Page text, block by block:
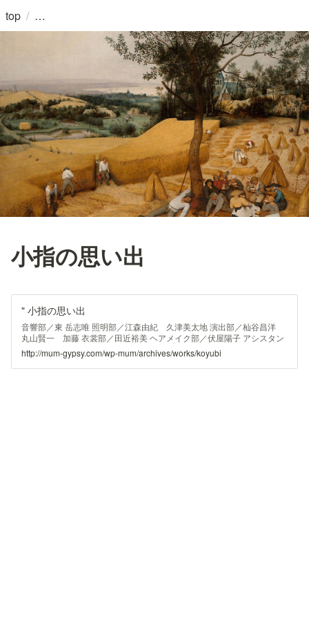
top /
小指の思い出
" 小指の思い出
音響部／東 岳志唯 照明部／江森由紀 久津美太地 演出部／杣谷昌洋
丸山賢一 加藤 衣裳部／田近裕美 ヘアメイク部／伏屋陽子 アシスタン
ト／小椋史子 アシスタント・映像プラン／召田実子 映像オペレーター
／三上 亮 企画アドバイザー／徳永京子東京都 東京文化発信プロジェ
クト室 主催／東京芸術劇場（公益財団法人東京都歴史文化財団） （公
http://mum-gypsy.com/wp-mum/archives/works/koyubi